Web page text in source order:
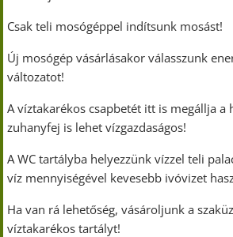
Csak teli mosógéppel indítsunk mosást!
Új mosógép vásárlásakor válasszunk
változatot!
A víztakarékos csapbetét itt is megállja a
zuhanyfej is lehet vízgazdaságos!
A WC tartályba helyezzünk vízzel teli
víz mennyiségével kevesebb ivóvizet
Ha van rá lehetőség, vásároljunk a
víztakarékos tartályt!